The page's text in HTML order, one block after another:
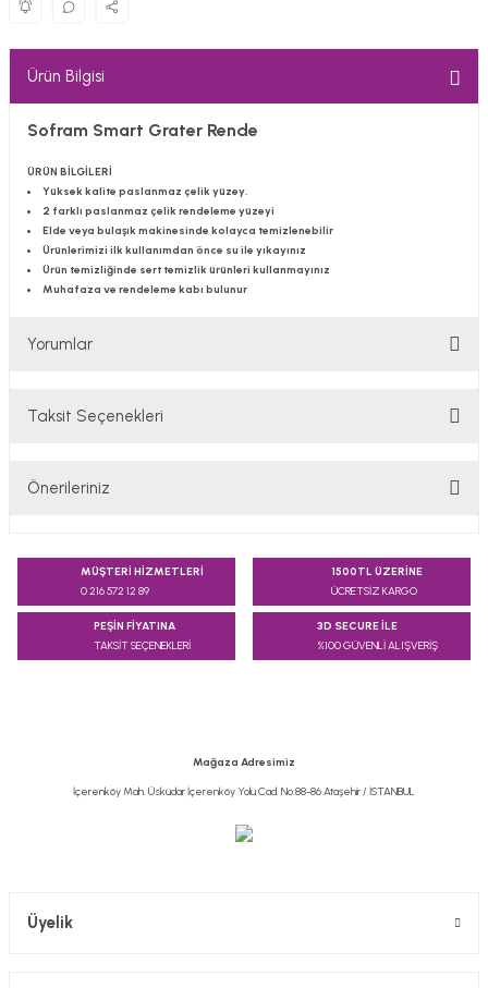
Ürün Bilgisi
Sofram Smart Grater Rende
ÜRÜN BİLGİLERİ
Yüksek kalite paslanmaz çelik yüzey.
2 farklı paslanmaz çelik rendeleme yüzeyi
Elde veya bulaşık makinesinde kolayca temizlenebilir
Ürünlerimizi ilk kullanımdan önce su ile yıkayınız
Ürün temizliğinde sert temizlik ürünleri kullanmayınız
Muhafaza ve rendeleme kabı bulunur
Yorumlar
Taksit Seçenekleri
Önerileriniz
konularda yetersiz gördüğünüz noktaları öneri formunu
kullanarak tarafımıza iletebilirsiniz.
Ürün resmi kalitesiz, bozuk veya görüntülenemiyor.
MÜŞTERİ HİZMETLERİ
0 216 572 12 89
1500TL ÜZERİNE
ÜCRETSİZ KARGO
PEŞİN FİYATINA
TAKSİT SEÇENEKLERİ
3D SECURE İLE
%100 GÜVENLİ ALIŞVERİŞ
Mağaza Adresimiz
İçerenköy Mah. Üsküdar İçerenköy Yolu Cad. No:88-86 Ataşehir / İSTANBUL
Üyelik